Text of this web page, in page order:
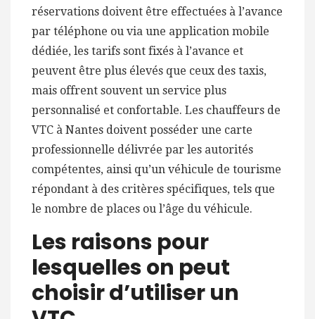
réservations doivent être effectuées à l’avance
par téléphone ou via une application mobile
dédiée, les tarifs sont fixés à l’avance et
peuvent être plus élevés que ceux des taxis,
mais offrent souvent un service plus
personnalisé et confortable. Les chauffeurs de
VTC à Nantes doivent posséder une carte
professionnelle délivrée par les autorités
compétentes, ainsi qu’un véhicule de tourisme
répondant à des critères spécifiques, tels que
le nombre de places ou l’âge du véhicule.
Les raisons pour
lesquelles on peut
choisir d’utiliser un